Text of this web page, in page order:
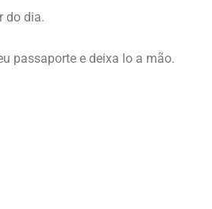
do dia.
passaporte e deixa lo a mão.